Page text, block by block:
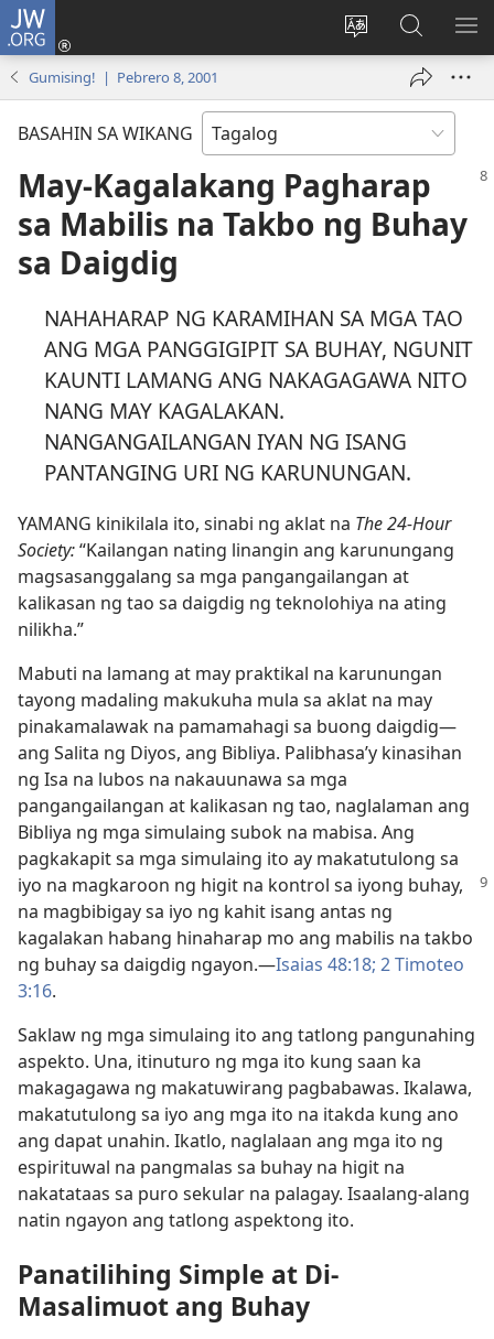
JW.ORG
Baguhin
ng
Mag-
log
bubukas
bagong
window)
sa
JW.ORG
Gumising! | Pebrero 8, 2001
BASAHIN SA WIKANG
May-Kagalakang Pagharap
sa Mabilis na Takbo ng Buhay
sa Daigdig
NAHAHARAP NG KARAMIHAN SA MGA TAO
ANG MGA PANGGIGIPIT SA BUHAY, NGUNIT
KAUNTI LAMANG ANG NAKAGAGAWA NITO
NANG MAY KAGALAKAN.
NANGANGAILANGAN IYAN NG ISANG
PANTANGING URI NG KARUNUNGAN.
YAMANG kinikilala ito, sinabi ng aklat na The 24-Hour
Society:“Kailangan nating linangin ang karunungang
magsasanggalang sa mga pangangailangan at
kalikasan ng tao sa daigdig ng teknolohiya na ating
nilikha.”
Mabuti na lamang at may praktikal na karunungan
tayong madaling makukuha mula sa aklat na may
pinakamalawak na pamamahagi sa buong daigdig​—
ang Salita ng Diyos, ang Bibliya. Palibhasa’y kinasihan
ng Isa na lubos na nakauunawa sa mga
pangangailangan at kalikasan ng tao, naglalaman ang
Bibliya ng mga simulaing subok na mabisa. Ang
pagkakapit sa mga simulaing ito ay makatutulong sa
iyo na magkaroon ng higit na kontrol sa iyong buhay,
na magbibigay sa iyo ng kahit isang antas ng
kagalakan habang hinaharap mo ang mabilis na takbo
ng buhay sa daigdig ngayon.​—Isaias 48:18; 2 Timoteo
3:16.
Saklaw ng mga simulaing ito ang tatlong pangunahing
aspekto. Una, itinuturo ng mga ito kung saan ka
makagagawa ng makatuwirang pagbabawas. Ikalawa,
makatutulong sa iyo ang mga ito na itakda kung ano
ang dapat unahin. Ikatlo, naglalaan ang mga ito ng
espirituwal na pangmalas sa buhay na higit na
nakatataas sa puro sekular na palagay. Isaalang-alang
natin ngayon ang tatlong aspektong ito.
Panatilihing Simple at Di-
Masalimuot ang Buhay